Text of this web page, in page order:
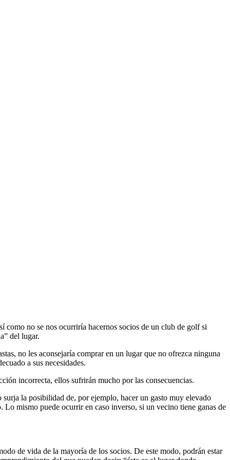
como no se nos ocurriría hacernos socios de un club de golf si
del lugar.
no les aconsejaría comprar en un lugar que no ofrezca ninguna
a sus necesidades.
incorrecta, ellos sufrirán mucho por las consecuencias.
la posibilidad de, por ejemplo, hacer un gasto muy elevado
mismo puede ocurrir en caso inverso, si un vecino tiene ganas de
de vida de la mayoría de los socios. De este modo, podrán estar